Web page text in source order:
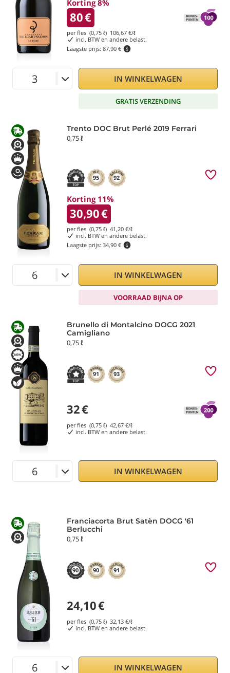
Korting 8%
80€
per fles (0,75 ℓ) 106,67 €/ℓ
incl. BTW en andere belast.
Laagste prijs: 87,90 €
IN WINKELWAGEN
GRATIS VERZENDING
Trento DOC Brut Perlé 2019 Ferrari
0,75 ℓ
95 92
Korting 11%
30,90€
per fles (0,75 ℓ) 41,20 €/ℓ
incl. BTW en andere belast.
Laagste prijs: 34,90 €
IN WINKELWAGEN
VOORRAAD BIJNA OP
Brunello di Montalcino DOCG 2021
Camigliano
0,75 ℓ
91 93
32€
per fles (0,75 ℓ) 42,67 €/ℓ
incl. BTW en andere belast.
IN WINKELWAGEN
Franciacorta Brut Satèn DOCG '61
Berlucchi
0,75 ℓ
90 90 91
24,10€
per fles (0,75 ℓ) 32,13 €/ℓ
incl. BTW en andere belast.
IN WINKELWAGEN